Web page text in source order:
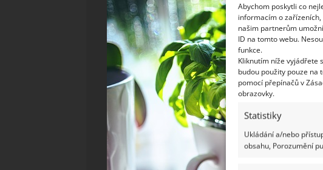
Abychom poskytli co
informacím o
našim partnerům
ID na tomto webu.
funkce.
Kliknutím níže vyjádřete
budou použity pouze na
pomocí přepínačů v
obrazovky.
Statistiky
Ukládání a/nebo
obsahu, Porozumění